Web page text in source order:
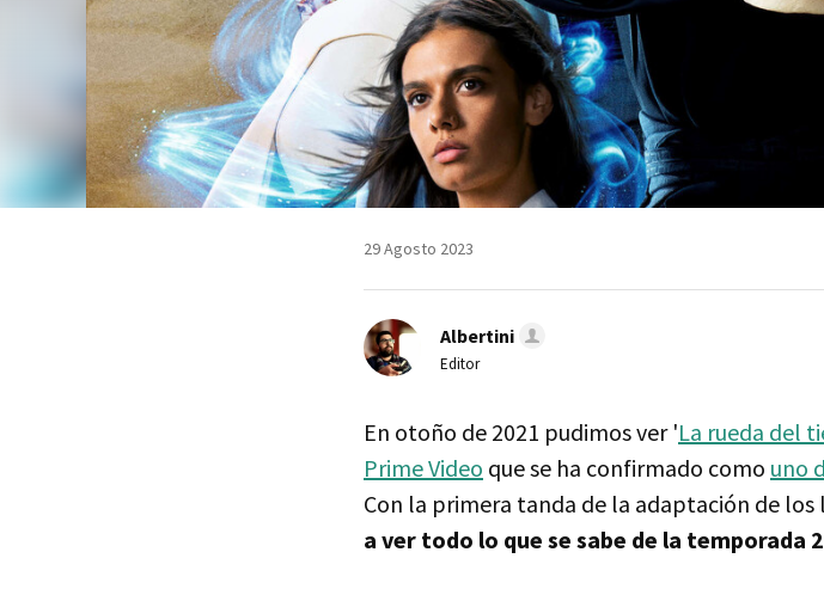
29 Agosto 2023
Albertini
Editor
En otoño de 2021 pudimos ver 'La rueda del
Prime Video que se ha confirmado como uno
Con la primera tanda de la adaptación de
a ver todo lo que se sabe de la temporada